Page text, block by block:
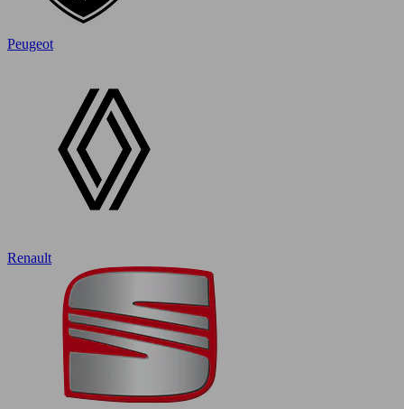
Peugeot
Renault